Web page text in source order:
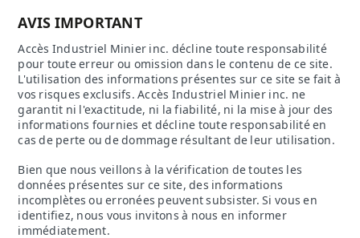
AVIS IMPORTANT
Accès Industriel Minier inc. décline toute responsabilité
pour toute erreur ou omission dans le contenu de ce site.
L'utilisation des informations présentes sur ce site se fait à
vos risques exclusifs. Accès Industriel Minier inc. ne
garantit ni l'exactitude, ni la fiabilité, ni la mise à jour des
informations fournies et décline toute responsabilité en
cas de perte ou de dommage résultant de leur utilisation.
Bien que nous veillons à la vérification de toutes les
données présentes sur ce site, des informations
incomplètes ou erronées peuvent subsister. Si vous en
identifiez, nous vous invitons à nous en informer
immédiatement.